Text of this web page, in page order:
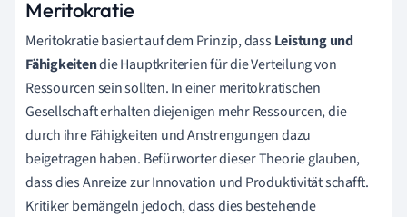
Meritokratie
Meritokratie basiert auf dem Prinzip, dassLeistung und
Fähigkeitendie Hauptkriterien für die Verteilung von
Ressourcen sein sollten. In einer meritokratischen
Gesellschaft erhalten diejenigen mehr Ressourcen, die
durch ihre Fähigkeiten und Anstrengungen dazu
beigetragen haben. Befürworter dieser Theorie glauben,
dass dies Anreize zur Innovation und Produktivität schafft.
Kritiker bemängeln jedoch, dass dies bestehende